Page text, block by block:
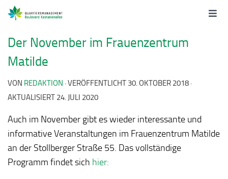
Der November im Frauenzentrum
Matilde
VON REDAKTION · VERÖFFENTLICHT 30. OKTOBER 2018 ·
AKTUALISIERT 24. JULI 2020
Auch im November gibt es wieder interessante und
informative Veranstaltungen im Frauenzentrum Matilde
an der Stollberger Straße 55. Das vollständige
Programm findet sich hier: